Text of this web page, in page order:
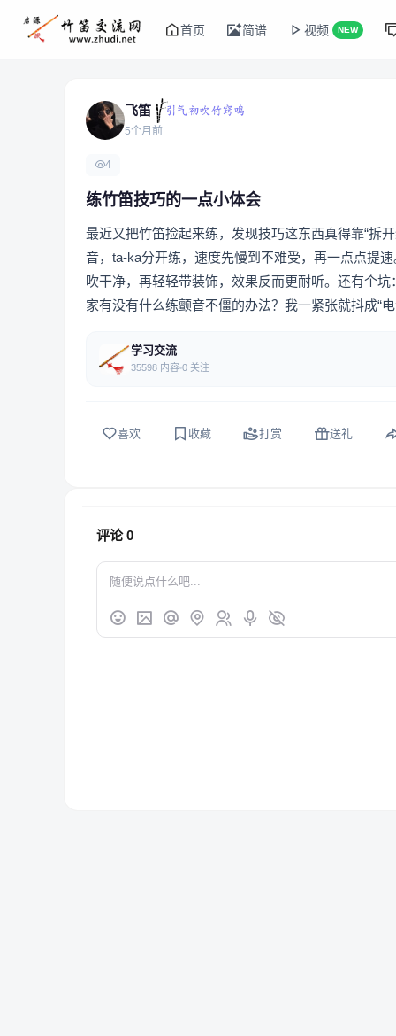
首页 简谱 视频 NEW
飞笛
5个月前
4
练竹笛技巧的一点小体会
最近又把竹笛捡起来练，发现技巧这东西真得靠“拆
音，ta-ka分开练，速度先慢到不难受，再一点点提
吹干净，再轻轻带装饰，效果反而更耐听。还有个
家有没有什么练颤音不僵的办法？我一紧张就抖成“电
学习交流
35598 内容 0 关注
喜欢 收藏 打赏 送礼
评论0